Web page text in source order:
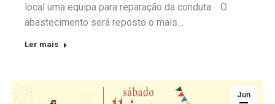
local uma equipa para reparação da conduta. O
abastecimento será reposto o mais…
Ler mais
Jun